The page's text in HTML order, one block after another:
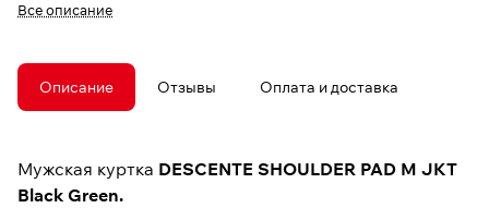
Все описание
Описание Отзывы Оплата и доставка
Мужская куртка DESCENTE SHOULDER PAD M JKT
Black Green.